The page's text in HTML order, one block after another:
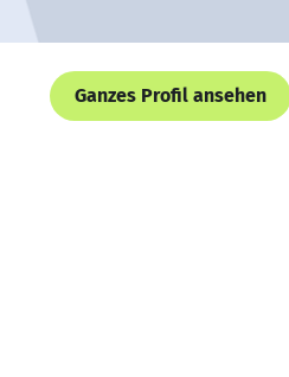
Ganzes Profil ansehen